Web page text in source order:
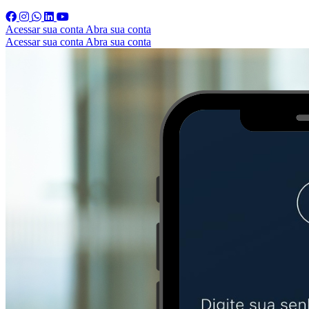
Acessar sua conta Abra sua conta
Acessar sua conta Abra sua conta